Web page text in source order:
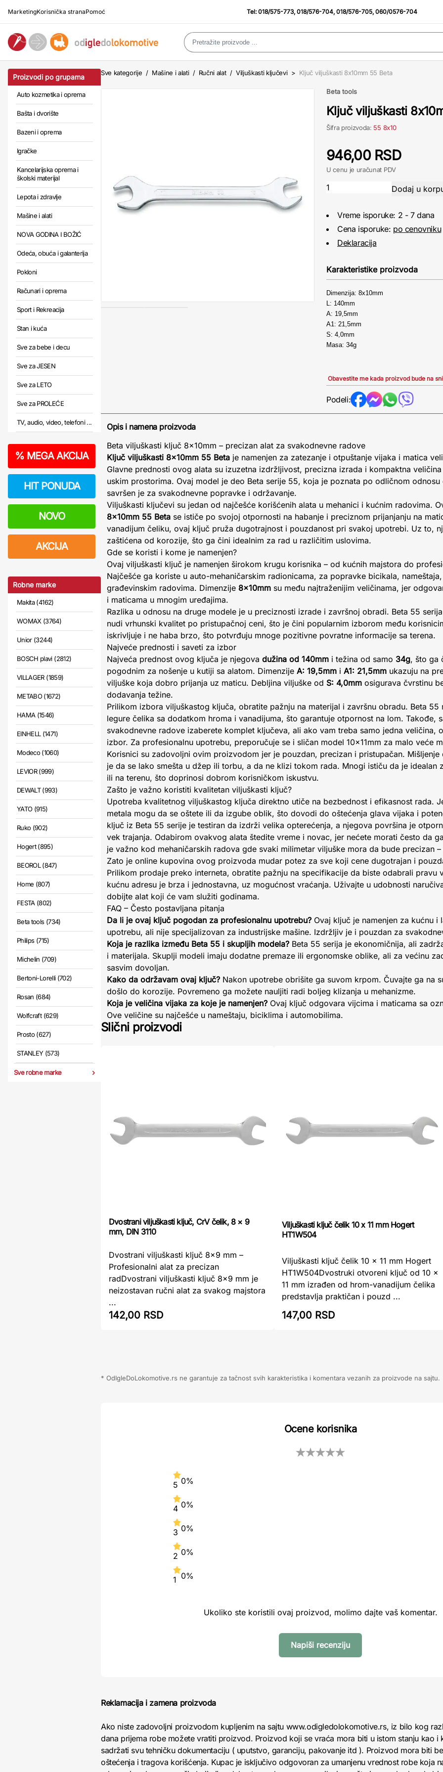
MarketingKorisnička stranaPomoć Tel:018/575-773,018/576-704,018/576-705,060/0576-704
Proizvodi po grupama
Auto kozmetika i oprema
Bašta i dvorište
Bazeni i oprema
Igračke
Kancelarijska oprema i
školski materijal
Lepota i zdravlje
Mašine i alati
NOVA GODINA I BOŽIĆ
Odeća, obuća i galanterija
Pokloni
Računari i oprema
Sport i Rekreacija
Stan i kuća
Sve za bebe i decu
Sve za JESEN
Sve za LETO
Sve za PROLEĆE
TV, audio, video, telefoni ...
% MEGA AKCIJA
HIT PONUDA
NOVO
AKCIJA
Robne marke
Makita (4162)
WOMAX (3764)
Unior (3244)
BOSCH plavi (2812)
VILLAGER (1859)
METABO (1672)
HAMA (1546)
EINHELL (1471)
Modeco (1060)
LEVIOR (999)
DEWALT (993)
YATO (915)
Ruko (902)
Hogert (895)
BEOROL (847)
Home (807)
FESTA (802)
Beta tools (734)
Philips (715)
Michelin (709)
Bertoni-Lorelli (702)
Rosan (684)
Wolfcraft (629)
Prosto (627)
STANLEY (573)
Sve robne marke
Sve kategorije / Mašine i alati / Ručni alat / Viljuškasti ključevi > Ključ viljuškasti 8x10mm 55 Beta
Beta tools
Ključ viljuškasti
Šifra proizvoda: 55 8x10
946,00 RSD
U cenu je uračunat PDV
Vreme isporuke: 2 - 7 dana
Cena isporuke: po cenovniku
Deklaracija
Karakteristike proizvoda
Dimenzija: 8x10mm
L: 140mm
A: 19,5mm
A1: 21,5mm
S: 4,0mm
Masa: 34g
Obavestite me kada proizvod bude na
Podeli:
Opis i namena proizvoda
Beta viljuškasti ključ 8x10mm – precizan alat za svakodnevne radove
Ključ viljuškasti 8x10mm 55 Beta je namenjen za zatezanje i otpuštanje vijaka i matica
Glavne prednosti ovog alata su izuzetna izdržljivost, precizna izrada i kompaktna
uskim prostorima. Ovaj model je deo Beta serije 55, koja je poznata po odličnom odnosu
savršen je za svakodnevne popravke i održavanje.
Viljuškasti ključevi su jedan od najčešće korišćenih alata u mehanici i kućnim radovima.
8x10mm 55 Beta se ističe po svojoj otpornosti na habanje i preciznom prijanjanju na
vanadijum čeliku, ovaj ključ pruža dugotrajnost i pouzdanost pri svakoj upotrebi. Uz to,
zaštićena od korozije, što ga čini idealnim za rad u različitim uslovima.
Gde se koristi i kome je namenjen?
Ovaj viljuškasti ključ je namenjen širokom krugu korisnika – od kućnih majstora do
Najčešće ga koriste u auto-mehaničarskim radionicama, za popravke bicikala,
građevinskim radovima. Dimenzije 8x10mm su među najtraženijim veličinama, jer
i maticama u mnogim uređajima.
Razlika u odnosu na druge modele je u preciznosti izrade i završnoj obradi. Beta 55
nudi vrhunski kvalitet po pristupačnoj ceni, što je čini popularnim izborom među
iskrivljuje i ne haba brzo, što potvrđuju mnoge pozitivne povratne informacije sa terena.
Najveće prednosti i saveti za izbor
Najveća prednost ovog ključa je njegova dužina od 140mm i težina od samo 34g, što ga
pogodnim za nošenje u kutiji sa alatom. Dimenzije A: 19,5mm i A1: 21,5mm ukazuju na
viljuške koja dobro prijanja uz maticu. Debljina viljuške od S: 4,0mm osigurava čvrstinu
dodavanja težine.
Prilikom izbora viljuškastog ključa, obratite pažnju na materijal i završnu obradu. Beta 55
legure čelika sa dodatkom hroma i vanadijuma, što garantuje otpornost na lom. Takođe,
svakodnevne radove izaberete komplet ključeva, ali ako vam treba samo jedna veličina,
izbor. Za profesionalnu upotrebu, preporučuje se i sličan model 10x11mm za malo veće
Korisnici su zadovoljni ovim proizvodom jer je pouzdan, precizan i pristupačan.
je da se lako smešta u džep ili torbu, a da ne klizi tokom rada. Mnogi ističu da je idealan
ili na terenu, što doprinosi dobrom korisničkom iskustvu.
Zašto je važno koristiti kvalitetan viljuškasti ključ?
Upotreba kvalitetnog viljuškastog ključa direktno utiče na bezbednost i efikasnost rada.
metala mogu da se oštete ili da izgube oblik, što dovodi do oštećenja glava vijaka i
ključ iz Beta 55 serije je testiran da izdrži velika opterećenja, a njegova površina je
vek trajanja. Odabirom ovakvog alata štedite vreme i novac, jer nećete morati često da
je važno kod mehaničarskih radova gde svaki milimetar viljuške mora da bude precizan
Zato je online kupovina ovog proizvoda mudar potez za sve koji cene dugotrajan i
Prilikom prodaje preko interneta, obratite pažnju na specifikacije da biste odabrali pravu
kućnu adresu je brza i jednostavna, uz mogućnost vraćanja. Uživajte u udobnosti
dobijte alat koji će vam služiti godinama.
FAQ – Često postavljana pitanja
Da li je ovaj ključ pogodan za profesionalnu upotrebu? Ovaj ključ je namenjen za kućnu i
upotrebu, ali nije specijalizovan za industrijske mašine. Izdržljiv je i pouzdan za
Koja je razlika između Beta 55 i skupljih modela? Beta 55 serija je ekonomičnija, ali
i materijala. Skuplji modeli imaju dodatne premaze ili ergonomske oblike, ali za većinu
sasvim dovoljan.
Kako da održavam ovaj ključ? Nakon upotrebe obrišite ga suvom krpom. Čuvajte ga na
došlo do korozije. Povremeno ga možete nauljiti radi boljeg klizanja u mehanizme.
Koja je veličina vijaka za koje je namenjen? Ovaj ključ odgovara vijcima i maticama sa
Ove veličine su najčešće u nameštaju, biciklima i automobilima.
Slični proizvodi
Dvostrani viljuškasti ključ, CrV čelik, 8 × 9
mm, DIN 3110
Dvostrani viljuškasti ključ 8x9 mm –
Profesionalni alat za precizan
radDvostrani viljuškasti ključ 8×9 mm je
neizostavan ručni alat za svakog majstora
...
142,00 RSD
Viljuškasti ključ čelik 10 x 11 mm Hogert
HT1W504
Viljuškasti ključ čelik 10 x 11 mm Hogert
HT1W504Dvostruki otvoreni ključ od 10 x
11 mm izrađen od hrom-vanadijum čelika
predstavlja praktičan i pouzd ...
147,00 RSD
* OdIgleDoLokomotive.rs ne garantuje za tačnost svih karakteristika i komentara vezanih za proizvode na sajtu.
Ocene korisnika
5 0%
4 0%
3 0%
2 0%
1 0%
Ukoliko ste koristili ovaj proizvod, molimo dajte vaš komentar.
Napiši recenziju
Reklamacija i zamena proizvoda
Ako niste zadovoljni proizvodom kupljenim na sajtu www.odigledolokomotive.rs, iz bilo kog
dana prijema robe možete vratiti proizvod. Proizvod koji se vraća mora biti u istom stanju kao i
sadržati svu tehničku dokumentaciju ( uputstvo, garanciju, pakovanje itd ). Proizvod mora biti
oštećenja i tragova korišćenja. Kupac je isključivo odgovoran za umanjenu vrednost robe koja